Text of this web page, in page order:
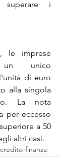
superare i
le imprese
un unico
di euro
alla singola
La nota
per eccesso
a 50
altri casi.
credito-finanza